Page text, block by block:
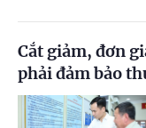
Cắt giảm, đơn
phải đảm bảo